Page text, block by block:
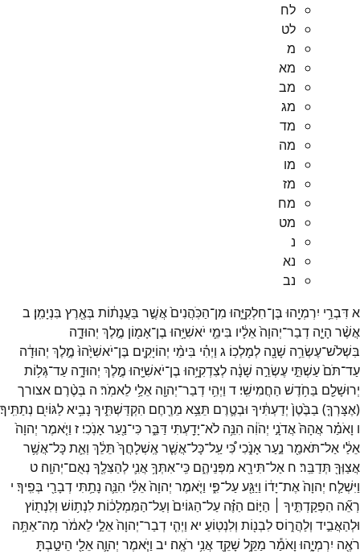
לח
לט
מ
מא
מב
מג
מד
מה
מו
מז
מח
מט
נ
נא
נב
אדִּבְרֵ֥י יִרְמְיָ֖הוּ בֶּן־חִלְקִיָּ֑הוּ מִן־הַכֹּֽהֲנִים֙אֲשֶׁ֣ר בַּעֲנָת֔וֹת בְּאֶ֖רֶץ בִּנְיָמִֽן׃ ב
אֲשֶׁ֨ר הָיָ֤ה דְבַר־יְהוָה֙אֵלָ֔יו בִּימֵ֛י יֹאשִׁיָּ֥הוּ בֶן־אָמ֖וֹן מֶ֣לֶךְ יְהוּדָ֑ה
בִּשְׁלֹשׁ־עֶשְׂרֵ֥ה שָׁנָ֖ה לְמָלְכֽוֹ׃ ג וַיְהִ֗י בִּימֵ֨י יְהוֹיָקִ֤ים בֶּן־יֹאשִׁיָּ֙הוּ֙ מֶ֣לֶךְ יְהוּדָ֔ה
עַד־תֹּם֙עַשְׁתֵּ֣י עֶשְׂרֵ֣ה שָׁנָ֔ה לְצִדְקִיָּ֥הוּ בֶן־יֹאשִׁיָּ֖הוּ מֶ֣לֶךְ יְהוּדָ֑ה עַד־גְּל֥וֹת
יְרוּשָׁלִַ֖ם בַּחֹ֥דֶשׁ הַחֲמִישִֽׁי׃ ד וַיְהִ֥י דְבַר־יְהוָ֖ה אֵלַ֥י לֵאמֹֽר׃ ה בְּטֶ֨רֶם אצורך
(אֶצָּרְךָ֤) בַבֶּ֙טֶן֙ יְדַעְתִּ֔יךָ וּבְטֶ֛רֶם תֵּצֵ֥א מֵרֶ֖חֶם הִקְדַּשְׁתִּ֑יךָ נָבִ֥יאלַגּוֹיִ֖ם נְתַתִּֽיךָ׃
ו וָאֹמַ֗ראֲהָהּ֙אֲדֹנָ֣י יְהֹוִ֔ה הִנֵּ֥ה לֹא־יָדַ֖עְתִּי דַּבֵּ֑רכִּי־נַ֖עַראָנֹֽכִי׃ ז וַיֹּ֤אמֶר יְהוָה֙
אֵלַ֔י אַל־תֹּאמַ֖ר נַ֣עַראָנֹ֑כִי כִּ֠י עַֽל־כָּל־אֲשֶׁ֤ראֶֽשְׁלָחֲךָ֙ תֵּלֵ֔ךְ וְאֵ֛תכָּל־אֲשֶׁ֥ר
אֲצַוְּךָ֖ תְּדַבֵּֽר׃ ח אַל־תִּירָ֖א מִפְּנֵיהֶ֑ם כִּֽי־אִתְּךָ֥אֲנִ֛י לְהַצִּלֶ֖ךָ נְאֻם־יְהוָֽה׃ ט
וַיִּשְׁלַ֤ח יְהוָה֙אֶת־יָד֔וֹ וַיַּגַּ֖עעַל־פִּ֑י וַיֹּ֤אמֶר יְהוָה֙אֵלַ֔י הִנֵּ֛ה נָתַ֥תִּי דְבָרַ֖י בְּפִֽיךָ׃ י
רְאֵ֞ה הִפְקַדְתִּ֣יךָ ׀ הַיּ֣וֹם הַזֶּ֗ה עַל־הַגּוֹיִם֙ וְעַל־הַמַּמְלָכ֔וֹתלִנְת֥וֹשׁ וְלִנְת֖וֹץ
וּלְהַאֲבִ֣יד וְלַהֲר֑וֹסלִבְנ֖וֹת וְלִנְטֽוֹעַ׃ יא וַיְהִ֤י דְבַר־יְהוָה֙אֵלַ֣י לֵאמֹ֔ר מָה־אַתָּ֥ה
רֹאֶ֖ה יִרְמְיָ֑הוּ וָאֹמַ֕ר מַקֵּ֥ל שָׁקֵ֖דאֲנִ֥י רֹאֶֽה׃ יב וַיֹּ֧אמֶר יְהוָ֛ה אֵלַ֖י הֵיטַ֣בְתָּ